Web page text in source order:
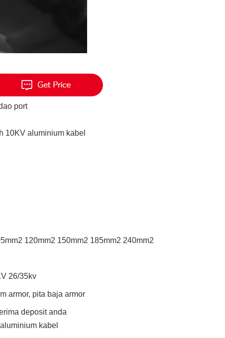
port
10KV aluminium kabel
120mm2 150mm2 185mm2 240mm2
26/35kv
armor, pita baja armor
deposit anda
kabel